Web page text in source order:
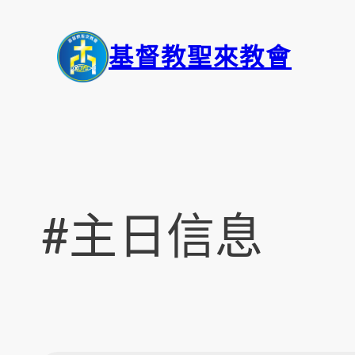
基督教聖來教會
#主日信息